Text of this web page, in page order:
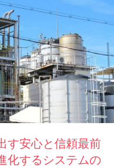
す安心と信頼最前
化するシステムの